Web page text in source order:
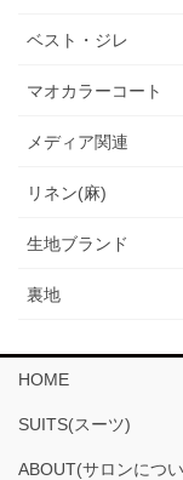
ベスト・ジレ
マオカラーコート
メディア関連
リネン(麻)
生地ブランド
裏地
HOME
SUITS(スーツ)
ABOUT(サロンにつ